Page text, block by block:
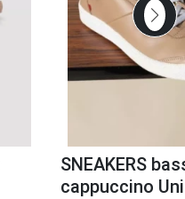
SNEAKERS
cappuccino